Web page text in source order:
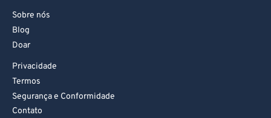
Sobre nós
Blog
Doar
Privacidade
Termos
Segurança e Conformidade
Contato